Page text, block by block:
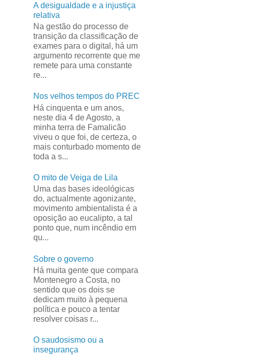
A desigualdade e a injustiça
relativa
Na gestão do processo de
transição da classificação de
exames para o digital, há um
argumento recorrente que me
remete para uma constante
re...
Nos velhos tempos do PREC
Há cinquenta e um anos,
neste dia 4 de Agosto, a
minha terra de Famalicão
viveu o que foi, de certeza, o
mais conturbado momento de
toda a s...
O mito de Veiga de Lila
Uma das bases ideológicas
do, actualmente agonizante,
movimento ambientalista é a
oposição ao eucalipto, a tal
ponto que, num incêndio em
qu...
Sobre o governo
Há muita gente que compara
Montenegro a Costa, no
sentido que os dois se
dedicam muito à pequena
política e pouco a tentar
resolver coisas r...
O saudosismo ou a
insegurança